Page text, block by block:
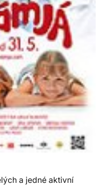
a jedné aktivní